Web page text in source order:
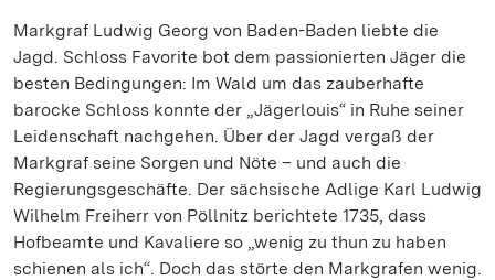
Markgraf Ludwig Georg von Baden-Baden liebte die
Jagd. Schloss Favorite bot dem passionierten Jäger die
besten Bedingungen: Im Wald um das zauberhafte
barocke Schloss konnte der „Jägerlouis“ in Ruhe seiner
Leidenschaft nachgehen. Über der Jagd vergaß der
Markgraf seine Sorgen und Nöte – und auch die
Regierungsgeschäfte. Der sächsische Adlige Karl Ludwig
Wilhelm Freiherr von Pöllnitz berichtete 1735, dass
Hofbeamte und Kavaliere so „wenig zu thun zu haben
schienen als ich“. Doch das störte den Markgrafen wenig.